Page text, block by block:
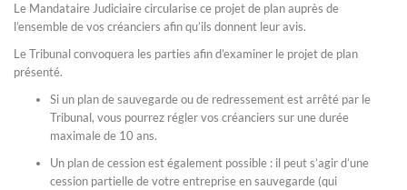
Le Mandataire Judiciaire circularise ce projet de plan auprès de
l’ensemble de vos créanciers afin qu’ils donnent leur avis.
Le Tribunal convoquera les parties afin d’examiner le projet de plan
présenté.
Si un plan de sauvegarde ou de redressement est arrêté par le
Tribunal, vous pourrez régler vos créanciers sur une durée
maximale de 10 ans.
Un plan de cession est également possible : il peut s’agir d’une
cession partielle de votre entreprise en sauvegarde (qui